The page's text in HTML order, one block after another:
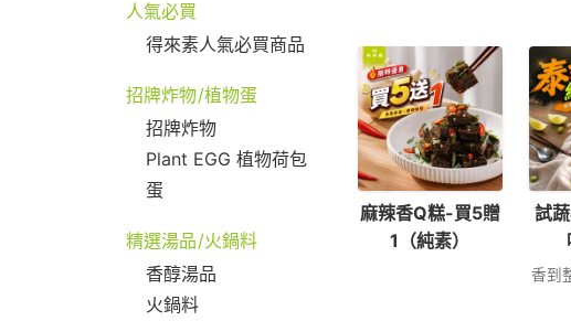
人氣必買
得來素人氣必買商品
招牌炸物/植物蛋
招牌炸物
Plant EGG 植物荷包
蛋
精選湯品/火鍋料
香醇湯品
火鍋料
麻辣香Q糕-買5贈
1（純素）
試
香到